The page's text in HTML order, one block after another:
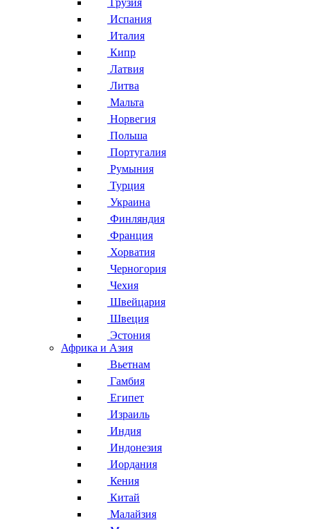
Грузия
Испания
Италия
Кипр
Латвия
Литва
Мальта
Норвегия
Польша
Португалия
Румыния
Турция
Украина
Финляндия
Франция
Хорватия
Черногория
Чехия
Швейцария
Швеция
Эстония
Африка и Азия
Вьетнам
Гамбия
Египет
Израиль
Индия
Индонезия
Иордания
Кения
Китай
Малайзия